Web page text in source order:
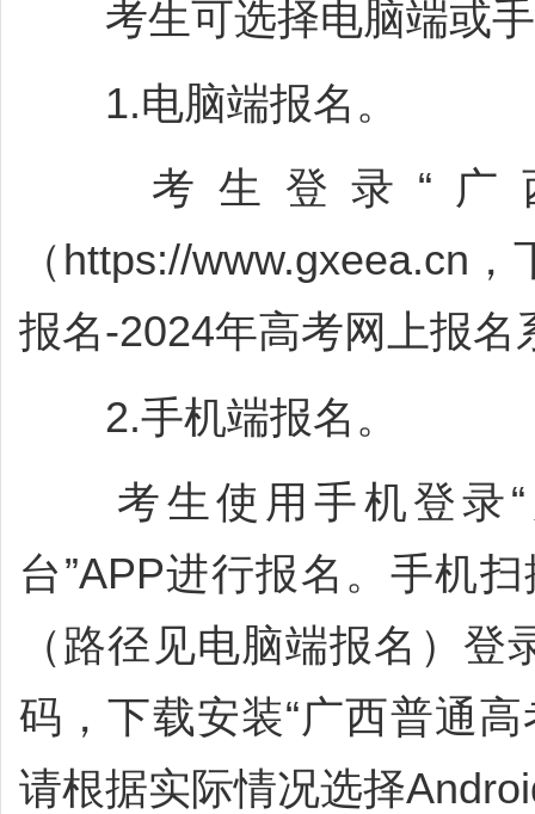
考生可选择电脑端或手
1.电脑端报名。
考生登录“广
（https://www.gxeea.cn
报名-2024年高考网上报名
2.手机端报名。
考生使用手机登录“
台”APP进行报名。手机
（路径见电脑端报名）登
码，下载安装“广西普通
请根据实际情况选择